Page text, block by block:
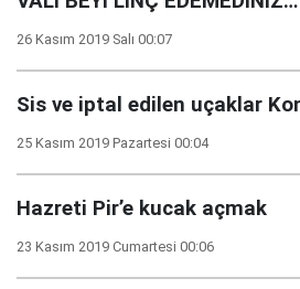
26 Kasım 2019 Salı 00:07
Sis ve iptal edilen uçaklar
25 Kasım 2019 Pazartesi 00:04
Hazreti Pir’e kucak açmak
23 Kasım 2019 Cumartesi 00:06